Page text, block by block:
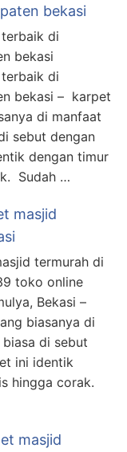
bekasi
di
bekasi
di
bekasi – karpet
di manfaat
sebut dengan
dengan timur
Sudah …
masjid
termurah di
toko online
Bekasi –
biasanya di
di sebut
ini identik
hingga corak.
masjid